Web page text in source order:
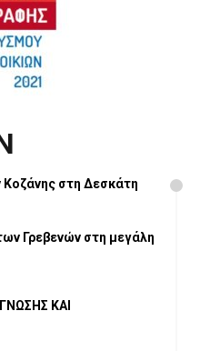
Κοζάνης στη Δεσκάτη
Γρεβενών στη μεγάλη
ΚΑΙ